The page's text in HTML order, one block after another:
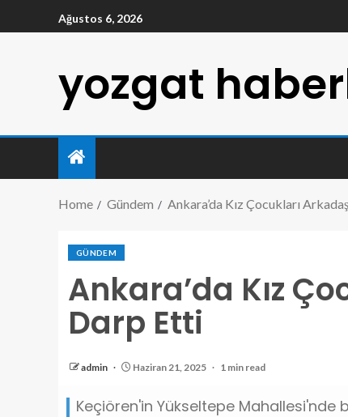
Ağustos 6, 2026
yozgat
Home Gündem Ankara’da Kız Çocukları
GÜNDEM
Ankara’da Kız
Darp Etti
admin Haziran 21, 2025 1 min read
Keçiören'in Yükseltepe Mahallesi'nde